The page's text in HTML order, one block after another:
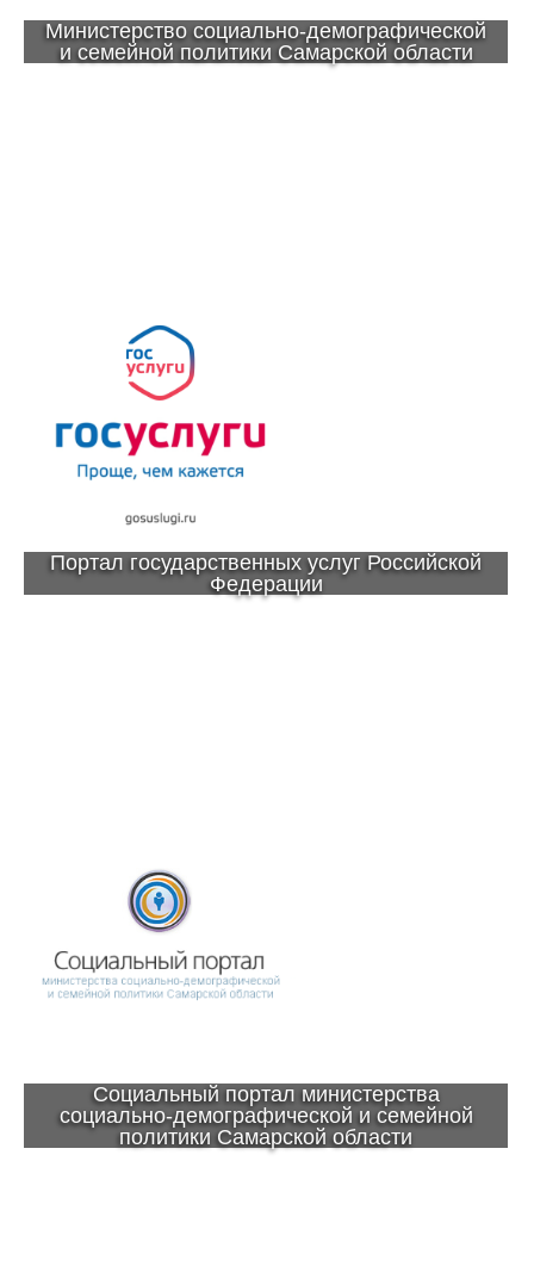
Министерство социально-демографической
и семейной политики Самарской области
Портал государственных услуг Российской
Федерации
Социальный портал министерства
социально-демографической и семейной
политики Самарской области